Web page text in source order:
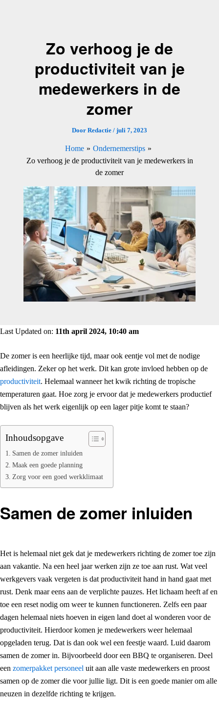
Zo verhoog je de
productiviteit van je
medewerkers in de
zomer
Door Redactie / juli 7, 2023
Home
Ondernemerstips
Zo verhoog je de productiviteit van je medewerkers in
de zomer
Last Updated on: 11th april 2024, 10:40 am
De zomer is een heerlijke tijd, maar ook eentje vol met de nodige
afleidingen. Zeker op het werk. Dit kan grote invloed hebben op de
productiviteit. Helemaal wanneer het kwik richting de tropische
temperaturen gaat. Hoe zorg je ervoor dat je medewerkers productief
blijven als het werk eigenlijk op een lager pitje komt te staan?
Inhoudsopgave
Samen de zomer inluiden
Maak een goede planning
Zorg voor een goed werkklimaat
Samen de zomer inluiden
Het is helemaal niet gek dat je medewerkers richting de zomer toe zijn
aan vakantie. Na een heel jaar werken zijn ze toe aan rust. Wat veel
werkgevers vaak vergeten is dat productiviteit hand in hand gaat met
rust. Denk maar eens aan de verplichte pauzes. Het lichaam heeft af en
toe een reset nodig om weer te kunnen functioneren. Zelfs een paar
dagen helemaal niets hoeven in eigen land doet al wonderen voor de
productiviteit. Hierdoor komen je medewerkers weer helemaal
opgeladen terug. Dat is dan ook wel een feestje waard. Luid daarom
samen de zomer in. Bijvoorbeeld door een BBQ te organiseren. Deel
een zomerpakket personeel uit aan alle vaste medewerkers en proost
samen op de zomer die voor jullie ligt. Dit is een goede manier om alle
neuzen in dezelfde richting te krijgen.